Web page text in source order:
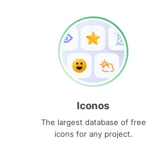
Iconos
The largest database of free
icons for any project.